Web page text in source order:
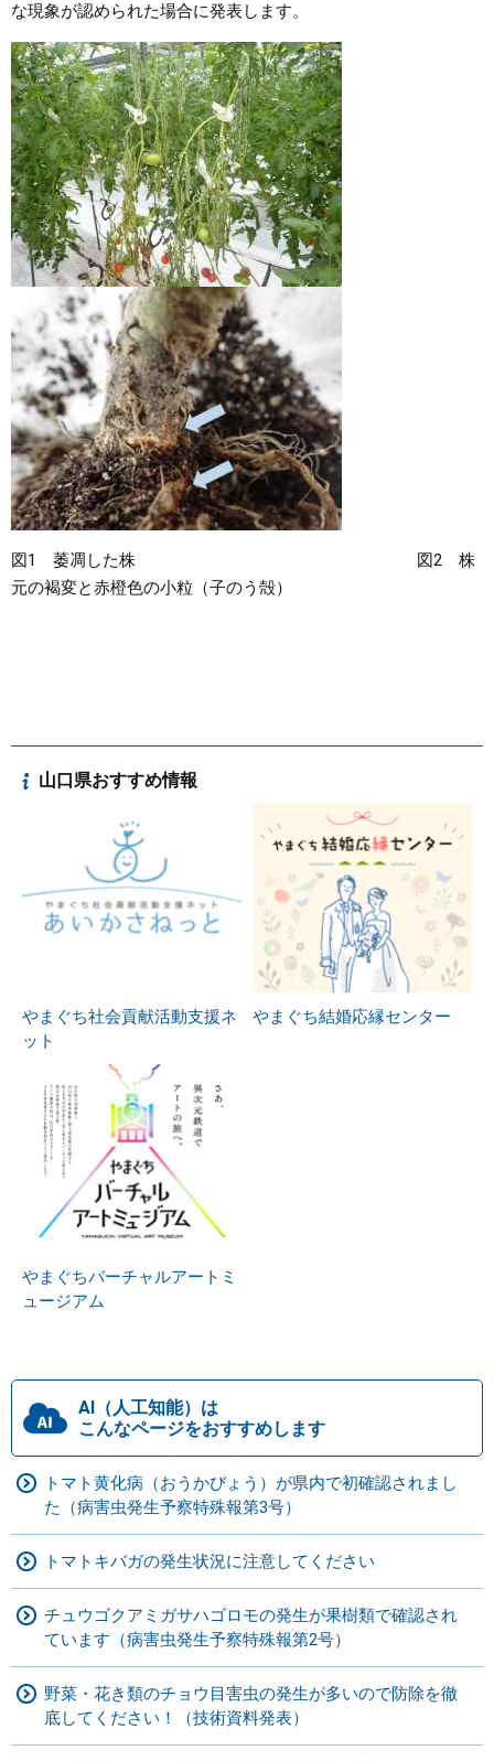
な現象が認められた場合に発表します。
図1 萎凋した株 図2 株
元の褐変と赤橙色の小粒（子のう殻）
山口県おすすめ情報
やまぐち社会貢献活動支援ネ
ット
やまぐち結婚応縁センター
やまぐちバーチャルアートミ
ュージアム
AI（人工知能）は
こんなページをおすすめします
トマト黄化病（おうかびょう）が県内で初確認されまし
た（病害虫発生予察特殊報第3号）
トマトキバガの発生状況に注意してください
チュウゴクアミガサハゴロモの発生が果樹類で確認され
ています（病害虫発生予察特殊報第2号）
野菜・花き類のチョウ目害虫の発生が多いので防除を徹
底してください！（技術資料発表）